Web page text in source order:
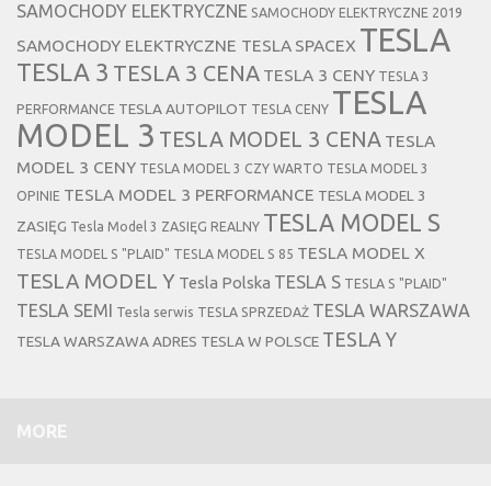
SAMOCHODY ELEKTRYCZNE SAMOCHODY ELEKTRYCZNE 2019
SAMOCHODY ELEKTRYCZNE TESLA SPACEX TESLA
TESLA 3 TESLA 3 CENA TESLA 3 CENY TESLA 3
PERFORMANCE TESLA AUTOPILOT TESLA CENY TESLA
MODEL 3 TESLA MODEL 3 CENA TESLA
MODEL 3 CENY TESLA MODEL 3 CZY WARTO TESLA MODEL 3
OPINIE TESLA MODEL 3 PERFORMANCE TESLA MODEL 3
ZASIĘG Tesla Model 3 ZASIĘG REALNY TESLA MODEL S
TESLA MODEL S "PLAID" TESLA MODEL S 85 TESLA MODEL X
TESLA MODEL Y Tesla Polska TESLA S TESLA S "PLAID"
TESLA SEMI Tesla serwis TESLA SPRZEDAŻ TESLA WARSZAWA
TESLA WARSZAWA ADRES TESLA W POLSCE TESLA Y
MORE